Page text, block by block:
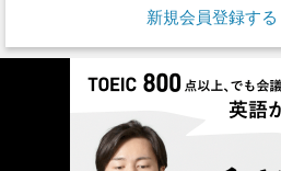
新規会員登録する